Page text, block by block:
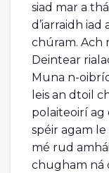
siad mar a
d’iarraidh iad
chúram. Ach
Deintear
Muna n-
leis an dtoil
polaiteoirí ag
spéir agam
mé rud
chugham ná